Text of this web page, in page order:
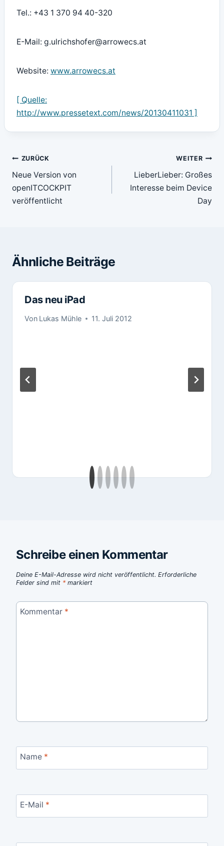
Tel.: +43 1 370 94 40-320
E-Mail: g.ulrichshofer@arrowecs.at
Website: www.arrowecs.at
[ Quelle:
http://www.pressetext.com/news/20130411031 ]
Beitragsnavigation
ZURÜCK
Neue Version von
openITCOCKPIT
veröffentlicht
WEITER
LieberLieber: Großes
Interesse beim Device
Day
Ähnliche Beiträge
Das neu iPad
Von Lukas Mühle 11. Juli 2012
Schreibe einen Kommentar
Deine E-Mail-Adresse wird nicht veröffentlicht. Erforderliche
Felder sind mit * markiert
Kommentar *
Name *
E-Mail *